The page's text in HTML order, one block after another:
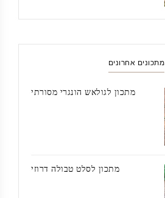
מתכונים אחרונים
מתכון לגולאש הונגרי מסורתי
מתכון לסלט טבולה דרוזי